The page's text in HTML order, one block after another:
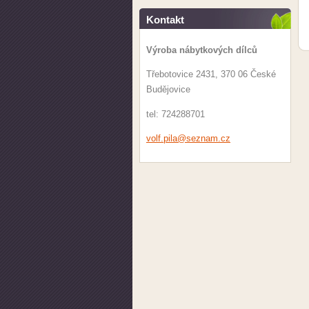
Kontakt
Výroba nábytkových dílců
Třebotovice 2431, 370 06 České
Budějovice
tel: 724288701
volf.pil a@seznam .cz